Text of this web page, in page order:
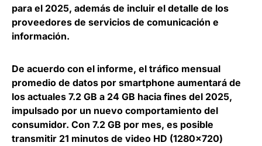
para el 2025, además de incluir el detalle de los
proveedores de servicios de comunicación e
información.
De acuerdo con el informe, el tráfico mensual
promedio de datos por smartphone aumentará de
los actuales 7.2 GB a 24 GB hacia fines del 2025,
impulsado por un nuevo comportamiento del
consumidor. Con 7.2 GB por mes, es posible
transmitir 21 minutos de video HD (1280×720)